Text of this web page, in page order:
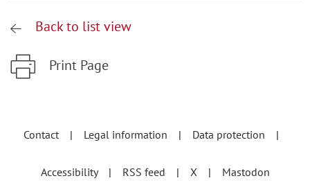
Back to list view
Print Page
Contact
Legal information Data protection
Accessibility RSS feed X Mastodon